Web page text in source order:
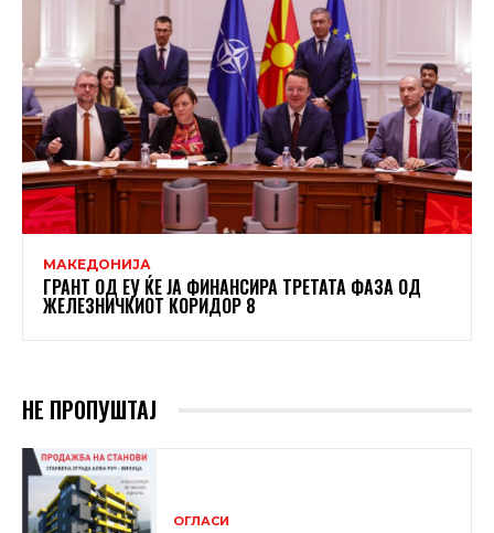
МАКЕДОНИЈА
ГРАНТ ОД ЕУ ЌЕ ЈА ФИНАНСИРА ТРЕТАТА ФАЗА ОД
ЖЕЛЕЗНИЧКИОТ КОРИДОР 8
НЕ ПРОПУШТАЈ
ОГЛАСИ